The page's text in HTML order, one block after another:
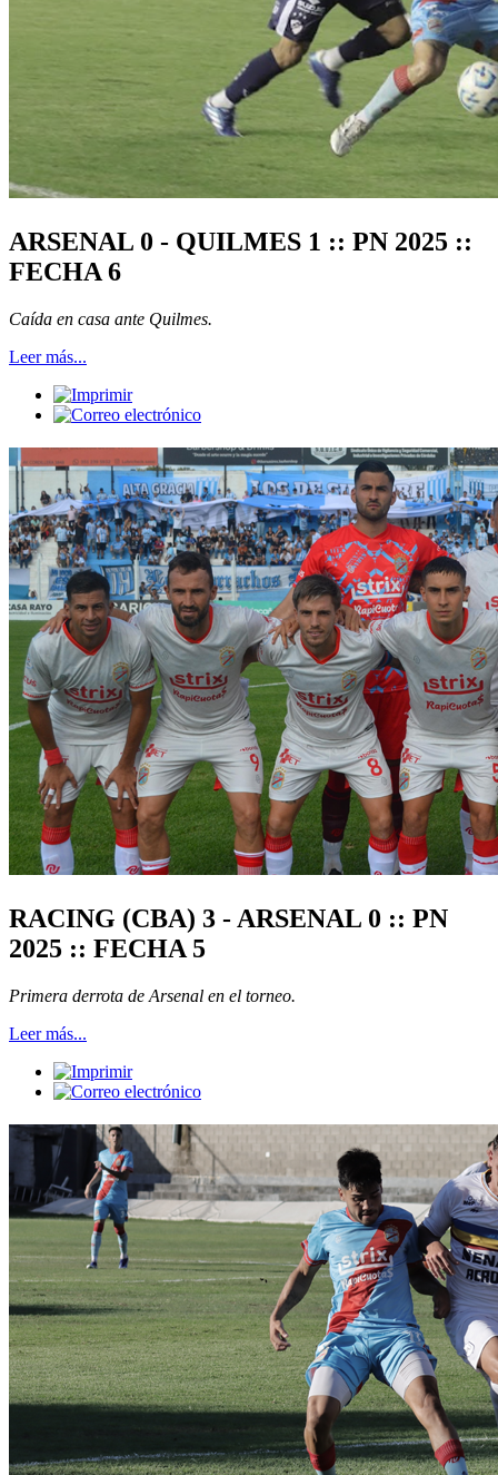
ARSENAL 0 - QUILMES 1 :: PN 2025 ::
FECHA 6
Caída en casa ante Quilmes.
Leer más...
RACING (CBA) 3 - ARSENAL 0 :: PN
2025 :: FECHA 5
Primera derrota de Arsenal en el torneo.
Leer más...